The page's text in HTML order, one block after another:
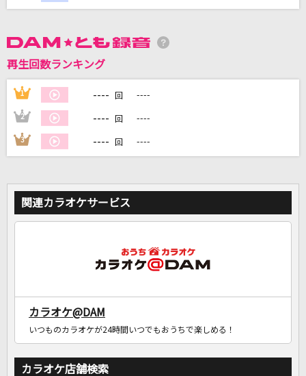
家族や友達と一緒に！練習にも！
再生回数ランキング
1 ---- 回 ----
2 ---- 回 ----
3 ---- 回 ----
関連カラオケサービス
カラオケ@DAM
いつものカラオケが24時間いつでもおうちで楽しめる！
カラオケ店舗検索